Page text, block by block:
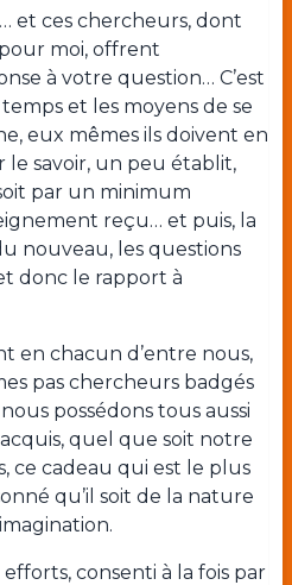
et ces chercheurs, dont
moi, offrent
à votre question… C’est
et les moyens de se
eux mêmes ils doivent en
savoir, un peu établit,
par un minimum
reçu… et puis, la
nouveau, les questions
donc le rapport à
en chacun d’entre nous,
pas chercheurs badgés
possédons tous aussi
quel que soit notre
ce cadeau qui est le plus
qu’il soit de la nature
consenti à la fois par